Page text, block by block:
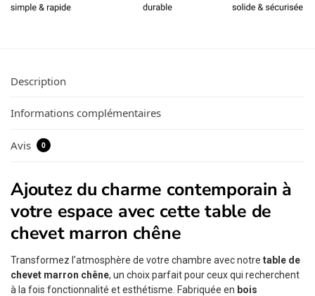
Description
Informations complémentaires
Avis 0
Ajoutez du charme contemporain à
votre espace avec cette table de
chevet marron chêne
Transformez l’atmosphère de votre chambre avec notre table de
chevet marron chêne, un choix parfait pour ceux qui recherchent
à la fois fonctionnalité et esthétisme. Fabriquée en bois